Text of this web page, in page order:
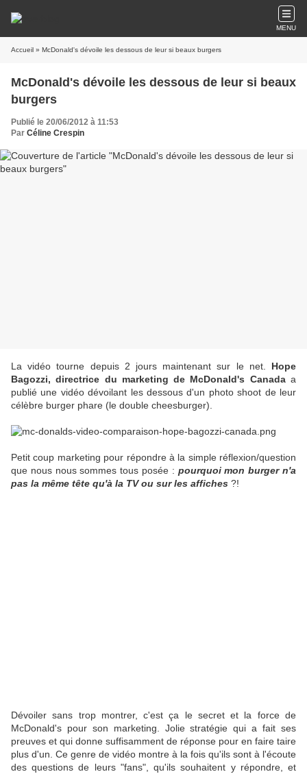
MENU
Accueil » McDonald's dévoile les dessous de leur si beaux burgers
McDonald's dévoile les dessous de leur si beaux
burgers
Publié le 20/06/2012 à 11:53
Par Céline Crespin
La vidéo tourne depuis 2 jours maintenant sur le net. Hope
Bagozzi, directrice du marketing de McDonald's Canadaa
publié une vidéo dévoilant les dessous d'un photo shoot de leur
célèbre burger phare (le double cheesburger).
Petit coup marketing pour répondre à la simple réflexion/question
que nous nous sommes tous posée : pourquoi mon burger n'a
pas la même tête qu'à la TV ou sur les affiches ?!
Dévoiler sans trop montrer, c'est ça le secret et la force de
McDonald's pour son marketing. Jolie stratégie qui a fait ses
preuves et qui donne suffisamment de réponse pour en faire taire
plus d'un. Ce genre de vidéo montre à la fois qu'ils sont à l'écoute
des questions de leurs "fans", qu'ils souhaitent y répondre, et